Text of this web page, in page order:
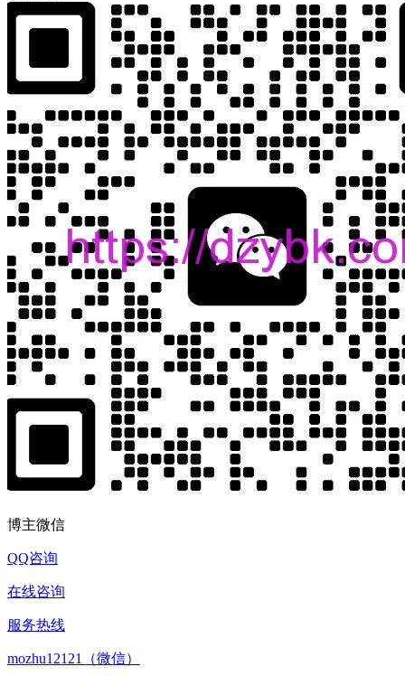
博主微信
QQ咨询
在线咨询
服务热线
mozhu12121（微信）